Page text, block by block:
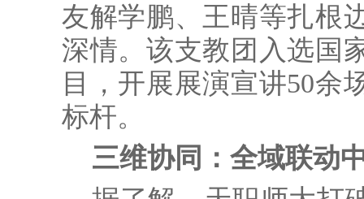
友解学鹏、王晴等扎根
深情。该支教团入选国
目，开展展演宣讲50余
标杆。
三维协同：全域联动